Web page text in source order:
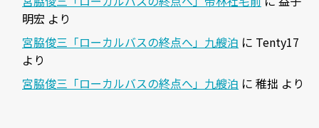
明宏 より
宮脇俊三「ローカルバスの終点へ」九艘泊 に Tenty17
より
宮脇俊三「ローカルバスの終点へ」九艘泊 に 稚拙 より